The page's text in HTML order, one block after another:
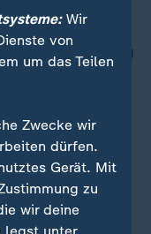
kein Team
im
und wenig
- bis Ronaldo
für
Ronaldo verließ
Wir
von
um das Teilen
Zwecke wir
dürfen.
Gerät. Mit
zu
wir deine
legst unter